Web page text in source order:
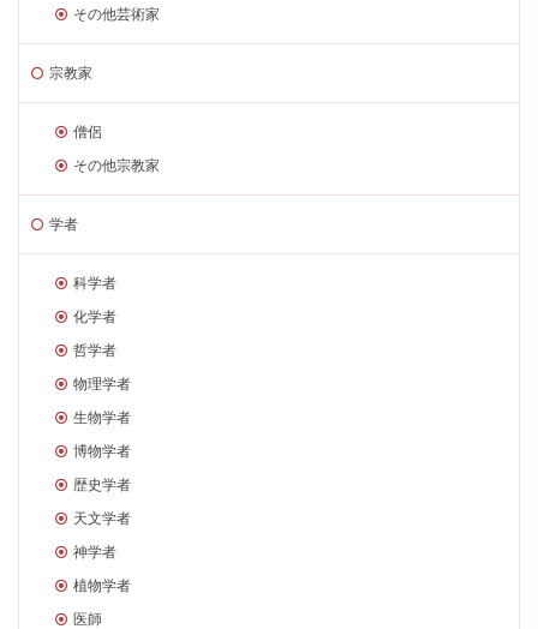
その他芸術家
宗教家
僧侶
その他宗教家
学者
科学者
化学者
哲学者
物理学者
生物学者
博物学者
歴史学者
天文学者
神学者
植物学者
医師